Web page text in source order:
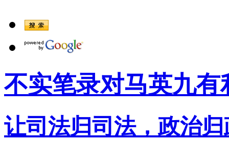
不实笔录对马英九有
让司法归司法，政治